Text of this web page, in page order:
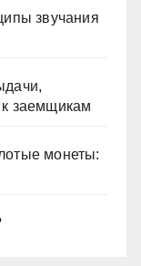
звучания
заемщикам
монеты: